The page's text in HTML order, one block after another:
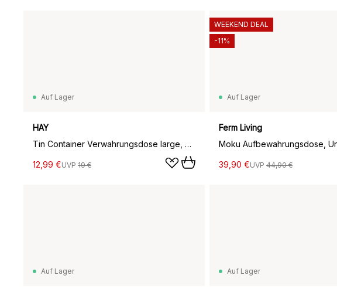
Auf Lager
HAY
Tin Container Verwahrungsdose large, Blue-off white
12,99 €UVP 19 €
Auf Lager
Ferm Living
39,90 €UVP 44,90 €
WEEKEND DEAL
-11%
Auf Lager Auf Lager